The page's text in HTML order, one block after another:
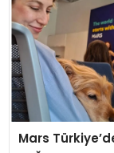
Mars